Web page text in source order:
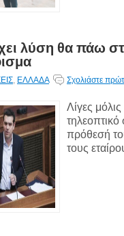
λύση θα πάω
, ΕΛΛΑΔΑ Σχολιάστε
Λίγες
πρόθεσή
τους